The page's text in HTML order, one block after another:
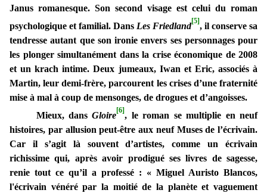
Janus romanesque. Son second visage est celui du roman
psychologique et familial. Dans Les Friedland[5], il conserve sa
tendresse autant que son ironie envers ses personnages pour
les plonger simultanément dans la crise économique de 2008
et un krach intime. Deux jumeaux, Iwan et Eric, associés à
Martin, leur demi-frère, parcourent les crises d’une fraternité
mise à mal à coup de mensonges, de drogues et d’angoisses.
Mieux, dansGloire[6], le roman se multiplie en neuf
histoires, par allusion peut-être aux neuf Muses de l’écrivain.
Car il s’agit là souvent d’artistes, comme un écrivain
richissime qui, après avoir prodigué ses livres de sagesse,
renie tout ce qu’il a professé : « Miguel Auristo Blancos,
l'écrivain vénéré par la moitié de la planète et vaguement